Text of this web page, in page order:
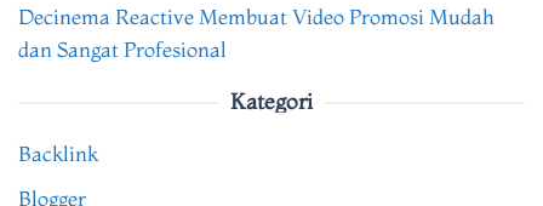
Decinema Reactive Membuat Video Promosi Mudah
dan Sangat Profesional
Kategori
Backlink
Blogger